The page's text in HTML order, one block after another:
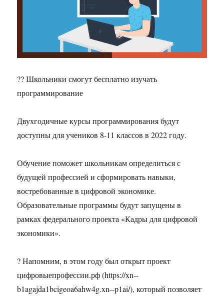
?‍? Школьники смогут бесплатно изучать
программирование
Двухгодичные курсы программирования будут
доступны для учеников 8-11 классов в 2022 году.
Обучение поможет школьникам определиться с
будущей профессией и сформировать навыки,
востребованные в цифровой экономике.
Образовательные программы будут запущены в
рамках федерального проекта «Кадры для цифровой
экономики».
? Напомним, в этом году был открыт проект
цифровыепрофессии.рф (https://xn--
b1agajda1bcigeoa6ahw4g.xn--p1ai/), который позволяет